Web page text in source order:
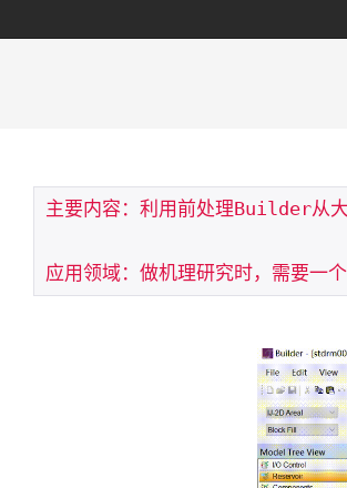
主要内容：利用前处理Builder从
应用领域：做机理研究时，需要一